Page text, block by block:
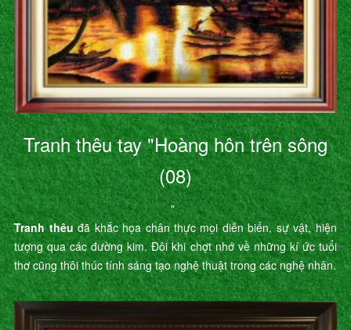
Tranh thêu tay "Hoàng hôn trên sông
(08)
"
Tranh thêuđã khắc họa chân thực mọi diễn biến, sự vật, hiện
tượng qua các đường kim. Đôi khi chợt nhớ về những kí ức tuổi
thơ cũng thôi thúc tính sáng tạo nghệ thuật trong các nghệ nhân.